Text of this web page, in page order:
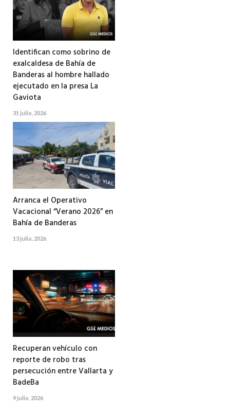
Identifican como sobrino de
exalcaldesa de Bahía de
Banderas al hombre hallado
ejecutado en la presa La
Gaviota
31 julio, 2026
Arranca el Operativo
Vacacional “Verano 2026” en
Bahía de Banderas
13 julio, 2026
Recuperan vehículo con
reporte de robo tras
persecución entre Vallarta y
BadeBa
9 julio, 2026